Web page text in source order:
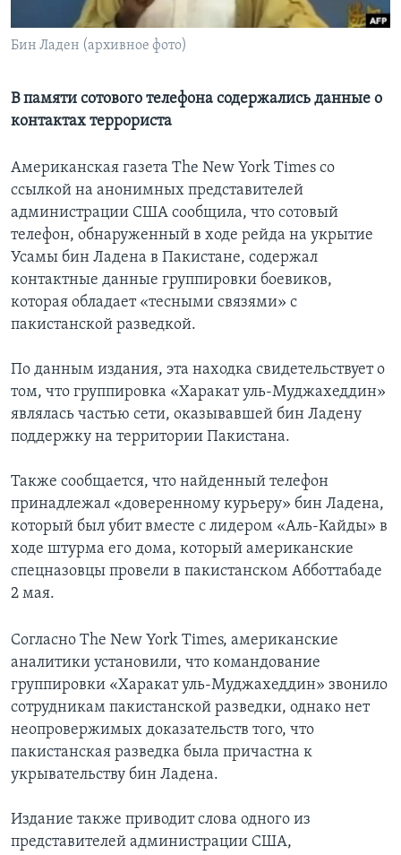
Learning English
Языки
Бин Ладен (архивное фото)
В памяти сотового телефона содержались данные о
контактах террориста
Американская газета The New York Times со
ссылкой на анонимных представителей
администрации США сообщила, что сотовый
телефон, обнаруженный в ходе рейда на укрытие
Усамы бин Ладена в Пакистане, содержал
контактные данные группировки боевиков,
которая обладает «тесными связями» с
пакистанской разведкой.
По данным издания, эта находка свидетельствует о
том, что группировка «Харакат уль-Муджахеддин»
являлась частью сети, оказывавшей бин Ладену
поддержку на территории Пакистана.
Также сообщается, что найденный телефон
принадлежал «доверенному курьеру» бин Ладена,
который был убит вместе с лидером «Аль-Кайды» в
ходе штурма его дома, который американские
спецназовцы провели в пакистанском Абботтабаде
2 мая.
Согласно The New York Times, американские
аналитики установили, что командование
группировки «Харакат уль-Муджахеддин» звонило
сотрудникам пакистанской разведки, однако нет
неопровержимых доказательств того, что
пакистанская разведка была причастна к
укрывательству бин Ладена.
Издание также приводит слова одного из
представителей администрации США,